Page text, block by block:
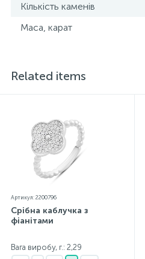
Кількість каменів
Маса, карат
Related items
Артикул: 2200796
Срібна каблучка з
фіанітами
Вага виробу, г.: 2,29